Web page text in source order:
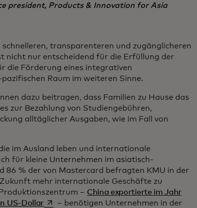
president, Products & Innovation for Asia
transparenteren und zugänglicheren
nicht nur entscheidend für die Erfüllung der
die Förderung eines integrativen
Raum im weiteren Sinne.
dazu beitragen, dass Familien zu Hause das
zur Bezahlung von Studiengebühren,
alltäglicher Ausgaben, wie im Fall von
im Ausland leben und internationale
für kleine Unternehmen im asiatisch-
86 % der von Mastercard befragten KMU in der
Zukunft mehr internationale Geschäfte zu
– China exportierte im Jahr
US-Dollarwird in einer neuen Registerkarte geöffnet
– benötigen Unternehmen in der